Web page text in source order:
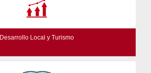
Desarrollo Local y Turismo